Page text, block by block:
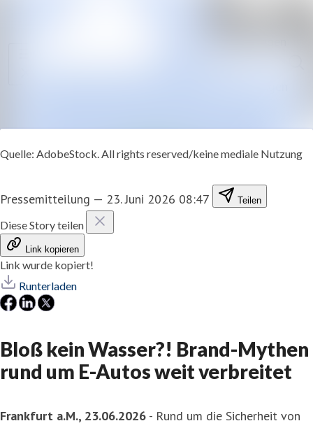
Quelle: AdobeStock. All rights reserved/keine mediale Nutzung
Pressemitteilung — 23. Juni 2026 08:47 Teilen
Diese Story teilen
Link kopieren
Link wurde kopiert!
Runterladen
Bloß kein Wasser?! Brand-Mythen
rund um E-Autos weit verbreitet
Frankfurt a.M., 23.06.2026 - Rund um die Sicherheit von